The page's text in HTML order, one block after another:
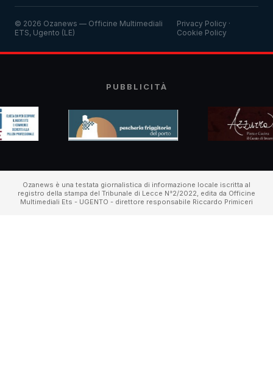
© 2026 Ozanews — Officine Multimediali
ETS, Ugento (LE)
Privacy Policy ·
Cookie Policy
PUBBLICITÀ
Ozanews è una testata giornalistica di informazione locale iscritta al
registro della stampa del Tribunale di Lecce N°2/2022, edita da Officine
Multimediali Ets - UGENTO - direttore responsabile Riccardo Primiceri